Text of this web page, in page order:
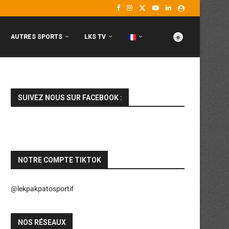
AUTRES SPORTS LKS TV
SUIVEZ NOUS SUR FACEBOOK :
NOTRE COMPTE TIKTOK
@lekpakpatosportif
NOS RÉSEAUX